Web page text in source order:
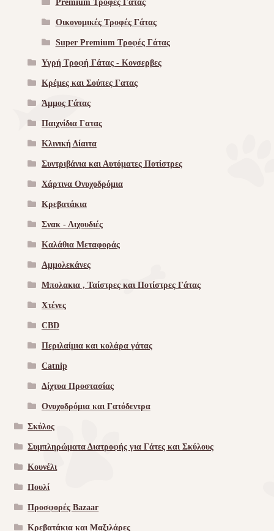
Premium Τροφές Γάτας
Οικονομικές Τροφές Γάτας
Super Premium Τροφές Γάτας
Υγρή Τροφή Γάτας - Kονσερβες
Κρέμες και Σούπες Γατας
Άμμος Γάτας
Παιχνίδια Γατας
Κλινική Δίαιτα
Συντριβάνια και Αυτόματες Ποτίστρες
Χάρτινα Ονυχοδρόμια
Κρεβατάκια
Σνακ - Λιχουδιές
Καλάθια Μεταφοράς
Αμμολεκάνες
Μπολακια , Ταίστρες και Ποτίστρες Γάτας
Χτένες
CBD
Περιλαίμια και κολάρα γάτας
Catnip
Δίχτυα Προστασίας
Ονυχοδρόμια και Γατόδεντρα
Σκύλος
Συμπληρώματα Διατροφής για Γάτες και Σκύλους
Κουνέλι
Πουλί
Προσφορές Bazaar
Κρεβατάκια και Μαξιλάρες